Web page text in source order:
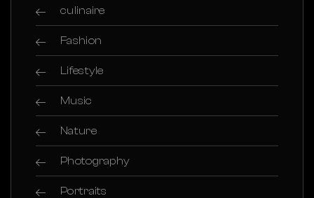
culinaire
Fashion
Lifestyle
Music
Nature
Photography
Portraits